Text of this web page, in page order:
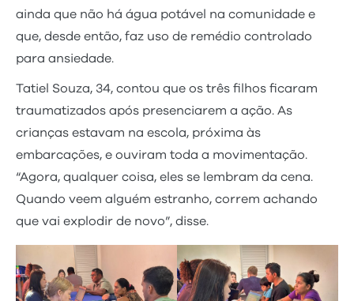
ainda que não há água potável na comunidade e
que, desde então, faz uso de remédio controlado
para ansiedade.
Tatiel Souza, 34, contou que os três filhos ficaram
traumatizados após presenciarem a ação. As
crianças estavam na escola, próxima às
embarcações, e ouviram toda a movimentação.
“Agora, qualquer coisa, eles se lembram da cena.
Quando veem alguém estranho, correm achando
que vai explodir de novo”, disse.